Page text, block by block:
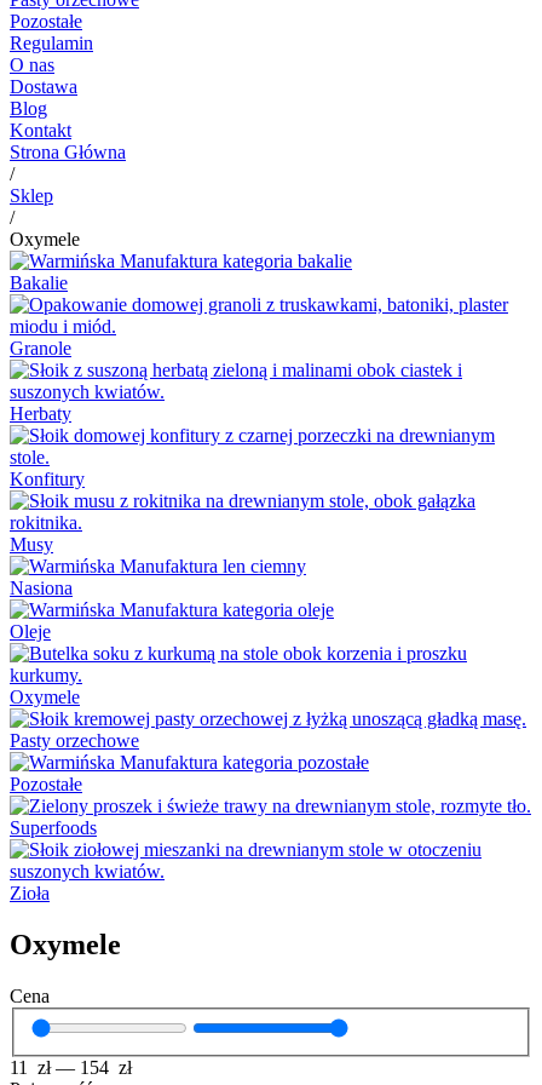
Pozostałe
Regulamin
O nas
Dostawa
Blog
Kontakt
Strona Główna
/
Sklep
/
Oxymele
Bakalie
Granole
Herbaty
Konfitury
Musy
Nasiona
Oleje
Oxymele
Pasty orzechowe
Pozostałe
Superfoods
Zioła
Oxymele
Cena
11 zł— 154 zł